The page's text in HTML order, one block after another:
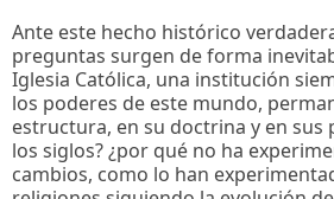
Ante este hecho histórico
preguntas surgen de forma
Iglesia Católica, una institución
los poderes de este mundo,
estructura, en su doctrina y en sus
los siglos? ¿por qué no ha
cambios, como lo han